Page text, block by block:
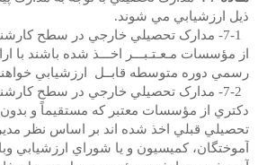
ذيل ارزشيابي مي شوند.
7-1- مدارک تحصيلي خارجي در سطح
از مؤسسات مـعـتـبـــر اخـــذ شده باشند با
رسمي دوره متوسطه قابــل ارزشيابي
7-2- مدارک تحصيلي خارجي در سطح
دکتري از مؤسسات معتبر که مستقيماً و
تحصيلي قبلي اخذ شده اند بر اساس نظر
آموختگان، کميسيون و يا شوراي ارزشيابي